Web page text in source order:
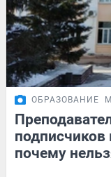
ОБРАЗОВАНИЕ
подписчиков
почему